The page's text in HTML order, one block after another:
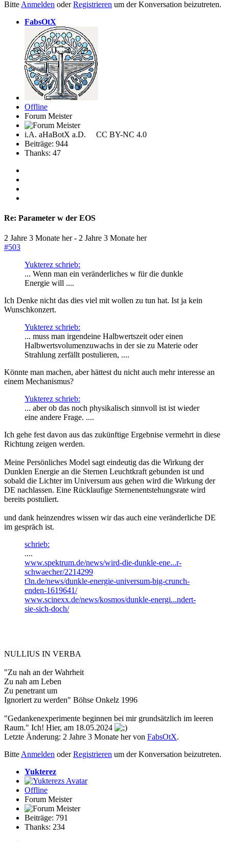
Bitte Anmelden oderRegistrieren um der Konversation beizutreten.
FabsOtX
Offline
Forum Meister
i.A. aHaBotX a.D. CC BY-NC 4.0
Beiträge: 944
Thanks: 47
Re: Parameter w der EOS
2 Jahre 3 Monate her- 2 Jahre 3 Monate her
#503
Yukterez schrieb:
... Wenn man ein veränderliches w für die dunkle
Energie will ....
Ich Denke nicht das dies viel mit wollen zu tun hat. Ist ja kein
Wunschkonzert.
Yukterez schrieb:
... muss man irgendeine Halbwertszeit oder einen
Halbwertsvolumenzuwachs in der sie zu Materie oder
Strahlung zerfällt postulieren, ....
Könnte man machen, aber hättest du nicht auch mehr interesse an
einem Mechanismus?
Yukterez schrieb:
... aber ob das noch physikalisch sinnvoll ist ist wieder
eine andere Frage. ....
Ich gehe fest davon aus das zukünftige Ergebnise vermehrt in diese
Richtung zeigen werden.
Meine Persönliches Model sagt eindeutig das die Wirkung der
Dunklen Energie an die Sternen Leuchtkraft gebunden ist und
sobald die Lichter im Universum aus gehen wird die Wirkung der
DE nachlassen. Eine Rücklaufige Sternenentstehungsrate wird
bereits postuliert.
und dank heinzendres wissen wir das auch eine veränderliche DE
im gespräch ist.
schrieb:
....
www.spektrum.de/news/wird-die-dunkle-ene...r-
schwaecher/2214299
t3n.de/news/dunkle-energie-universum-big-crunch-
enden-1619641/
www.scinexx.de/news/kosmos/dunkle-energi...ndert-
sie-sich-doch/
NULLIUS IN VERBA
"Zu nah an der Wahrheit
Zu nah am Leben
Zu penetrant um
Ignoriert zu werden" Böhse Onkelz 1996
"Gedankenexperimente beginnen bei mir grundsätzlich im leeren
Raum." Ich! Hier, am 18.05.2024
Letzte Änderung: 2 Jahre 3 Monate her von FabsOtX.
Bitte Anmelden oderRegistrieren um der Konversation beizutreten.
Yukterez
Offline
Forum Meister
Beiträge: 791
Thanks: 234